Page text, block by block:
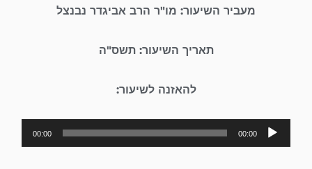
מעביר השיעור: מו"ר הרב אביגדר נבנצל
תאריך השיעור: תשס"ה
להאזנה לשיעור:
נגן
אודיו
00:00
00:00